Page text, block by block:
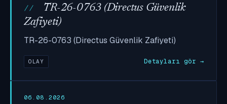
TR-26-0763 (Directus Güvenlik
Zafiyeti)
TR-26-0763 (Directus Güvenlik Zafiyeti)
OLAY Detayları gör →
06.08.2026